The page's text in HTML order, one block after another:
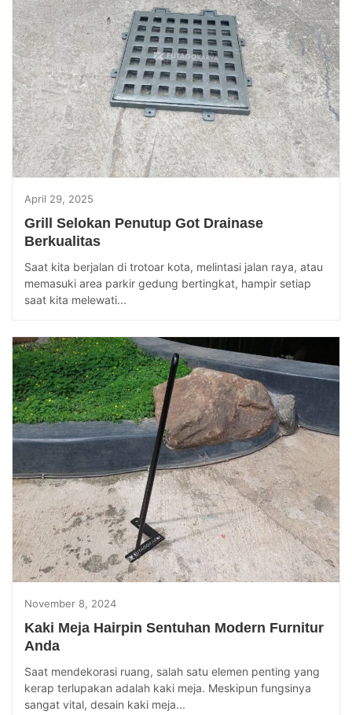
April 29, 2025
Grill Selokan Penutup Got Drainase
Berkualitas
Saat kita berjalan di trotoar kota, melintasi jalan raya, atau
memasuki area parkir gedung bertingkat, hampir setiap
saat kita melewati...
November 8, 2024
Kaki Meja Hairpin Sentuhan Modern Furnitur
Anda
Saat mendekorasi ruang, salah satu elemen penting yang
kerap terlupakan adalah kaki meja. Meskipun fungsinya
sangat vital, desain kaki meja...